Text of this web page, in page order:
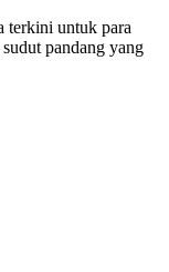
terkini untuk para
pandang yang